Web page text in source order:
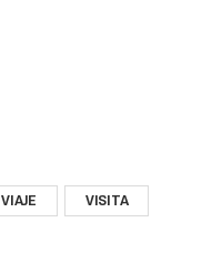
VIAJE VISITA